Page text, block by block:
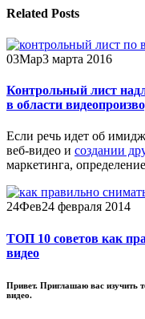
Related Posts
03Мар3 марта 2016
Контрольный лист
в области
Если речь идет об
веб-видео и создании
маркетинга,
24Фев24 февраля 2014
ТОП 10 советов как
видео
Привет. Приглашаю вас изучить
видео.